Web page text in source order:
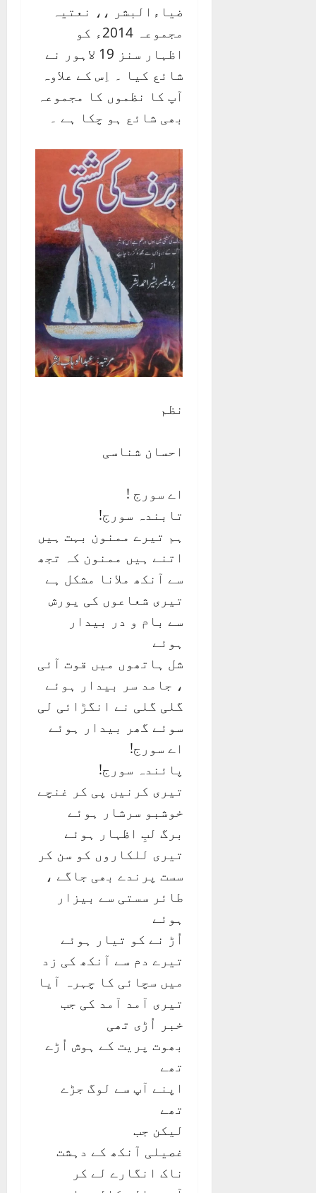
ضیاءالبشر ،، نعتیہ
مجموعہ 2014ء کو
اظہار سنز 19 لاہور نے
شائع کیا ۔ اِس کے علاوہ
آپ کا نظموں کا مجموعہ
بھی شائع ہو چکا ہے ۔
نظم
احسان شناسی
اے سورج !
تابندہ سورج!
ہم تیرے ممنون بہت ہیں
اتنے ہیں ممنون کہ تجھ
سے آنکھ ملانا مشکل ہے
تیری شعاعوں کی یورش
سے بام و در بیدار
ہوئے
شل ہاتھوں میں قوت آئی
، جامد سر بیدار ہوئے
گلی گلی نے انگڑائی لی
سوئے گھر بیدار ہوئے
اے سورج!
پائندہ سورج!
تیری کرنیں پی کر غنچے
خوشبو سرشار ہوئے
برگ لبِ اظہار ہوئے
تیری للکاروں کو سن کر
سست پرندے بھی جاگے ،
طائر سستی سے بیزار
ہوئے
اُڑ نے کو تیار ہوئے
تیرے دم سے آنکھ کی زد
میں سچائی کا چہرہ آیا
تیری آمد آمد کی جب
خبر اُڑی تھی
بھوت پریت کے ہوش اُڑے
تھے
اپنے آپ سے لوگ جڑے
تھے
لیکن جب
غصیلی آنکھ کے دہشت
ناک انگارے لے کر